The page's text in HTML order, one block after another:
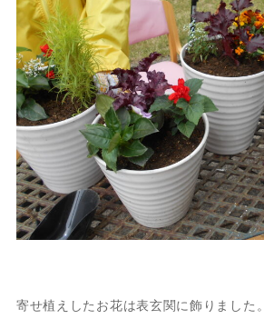
寄せ植えしたお花は表玄関に飾りました。